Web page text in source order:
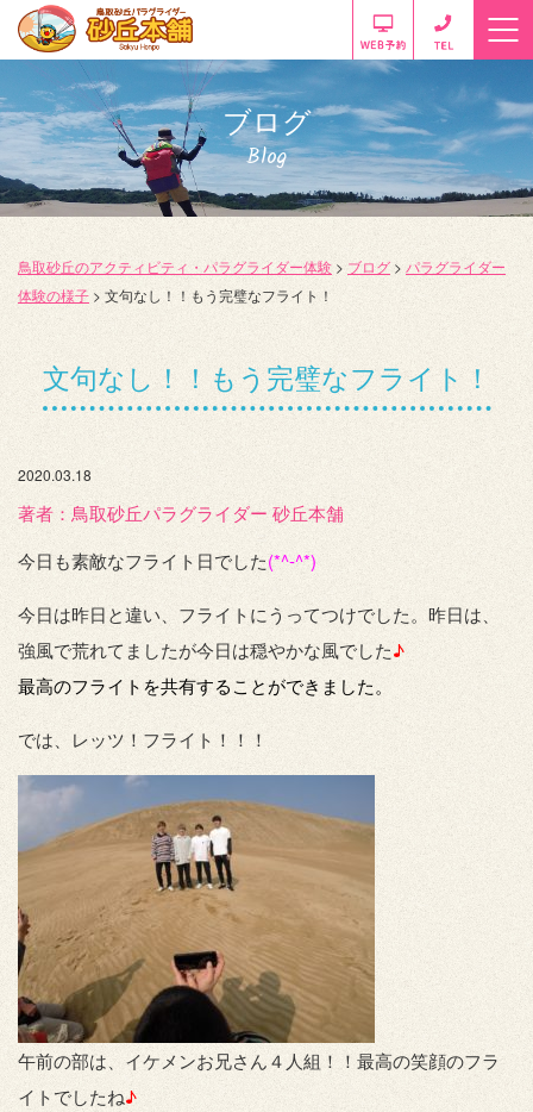
ブログ
Blog
鳥取砂丘のアクティビティ・パラグライダー体験 > ブログ > パラグライダー
体験の様子 > 文句なし！！もう完璧なフライト！
文句なし！！もう完璧なフライト！
2020.03.18
著者：️鳥取砂丘パラグライダー 砂丘本舗
今日も素敵なフライト日でした(*^-^*)
今日は昨日と違い、フライトにうってつけでした。昨日は、
強風で荒れてましたが今日は穏やかな風でした♪
最高のフライトを共有することができました。
では、レッツ！フライト！！！
午前の部は、イケメンお兄さん４人組！！最高の笑顔のフラ
イトでしたね♪